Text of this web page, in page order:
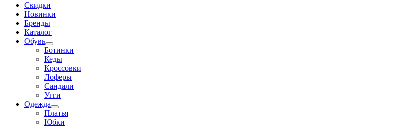
Скидки
Новинки
Бренды
Каталог
Обувь
Ботинки
Кеды
Кроссовки
Лоферы
Сандали
Угги
Одежда
Платья
Юбки